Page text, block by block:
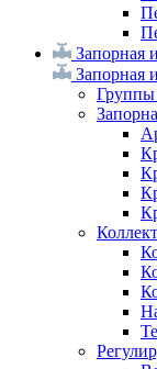
Запорная
Запорная
Группы